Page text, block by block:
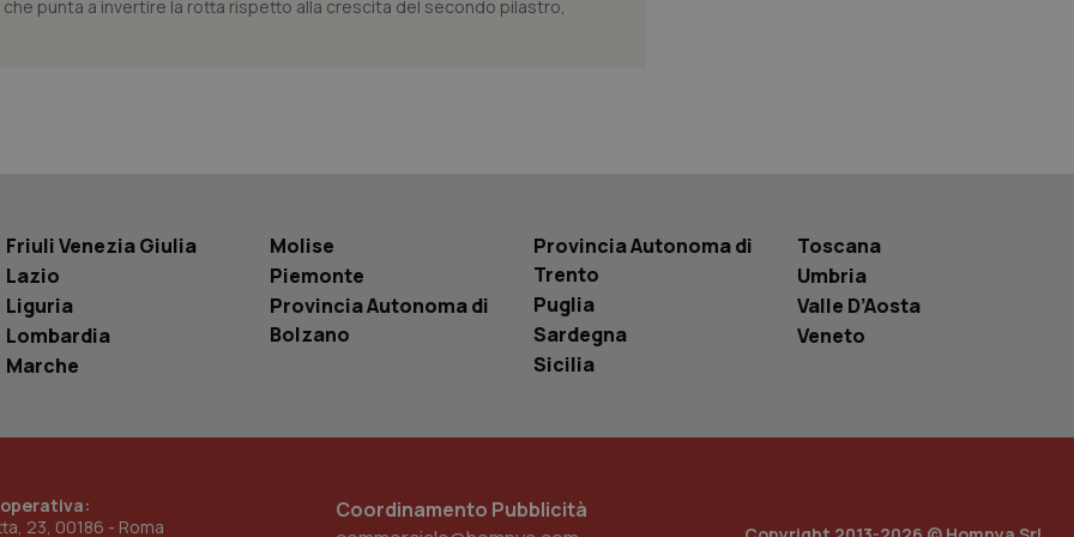
punta a invertire la rotta rispetto alla crescita del secondo pilastro,
Friuli Venezia Giulia
Lazio
Liguria
Lombardia
Marche
Molise
Piemonte
Provincia Autonoma di
Bolzano
Provincia Autonoma di
Trento
Puglia
Sardegna
Sicilia
Toscana
Umbria
Valle D’Aosta
Veneto
23, 00186 - Roma
Coordinamento Pubblicità
Youtube.